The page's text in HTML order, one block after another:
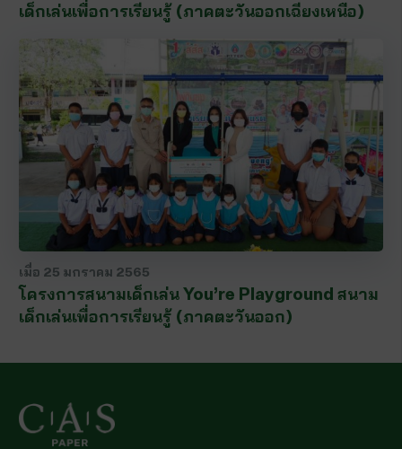
เด็กเล่นเพื่อการเรียนรู้ (ภาคตะวันออกเฉียงเหนือ)
เมื่อ 25 มกราคม 2565
โครงการสนามเด็กเล่น You’re Playground สนาม
เด็กเล่นเพื่อการเรียนรู้ (ภาคตะวันออก)